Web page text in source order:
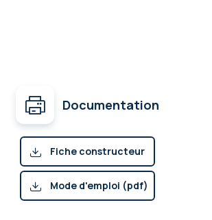
Documentation
Fiche constructeur
Mode d'emploi (pdf)